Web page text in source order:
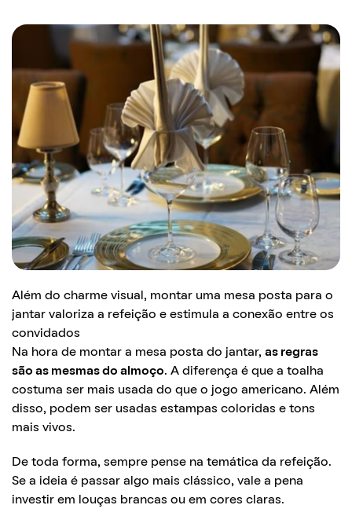
Além do charme visual, montar uma mesa posta para o
jantar valoriza a refeição e estimula a conexão entre os
convidados
Na hora de montar a mesa posta do jantar, as regras
são as mesmas do almoço. A diferença é que a toalha
costuma ser mais usada do que o jogo americano. Além
disso, podem ser usadas estampas coloridas e tons
mais vivos.
De toda forma, sempre pense na temática da refeição.
Se a ideia é passar algo mais clássico, vale a pena
investir em louças brancas ou em cores claras.